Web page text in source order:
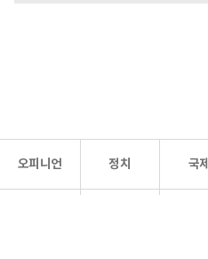
오피니언 정치 국제